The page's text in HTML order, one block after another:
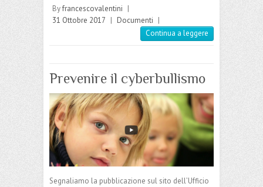
Byfrancescovalentini |
31 Ottobre 2017 | Documenti |
Continua a leggere
Prevenire il cyberbullismo
Segnaliamo la pubblicazione sul sito dell’Ufficio